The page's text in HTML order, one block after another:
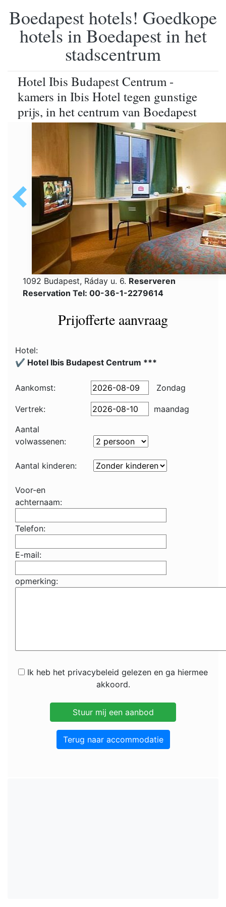
Boedapest hotels! Goedkope
hotels in Boedapest in het
stadscentrum
Hotel Ibis Budapest Centrum -
kamers in Ibis Hotel tegen gunstige
prijs, in het centrum van Boedapest
1092 Budapest, Ráday u. 6. Reserveren
Reservation Tel: 00-36-1-2279614
Prijofferte aanvraag
Hotel:
✔️ Hotel Ibis Budapest Centrum ***
Aankomst: Zondag
Vertrek:
maandag
Aantal
volwassenen:
Aantal kinderen:
Voor-en
achternaam:
Telefon:
E-mail:
opmerking:
Ik heb het privacybeleid gelezen en ga hiermee
akkoord.
Terug naar accommodatie